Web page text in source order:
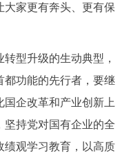
家更有奔头、更有保
型升级的生动典型，
都功能的先行者，要继
企改革和产业创新上
坚持党对国有企业的全
绩观学习教育，以高质